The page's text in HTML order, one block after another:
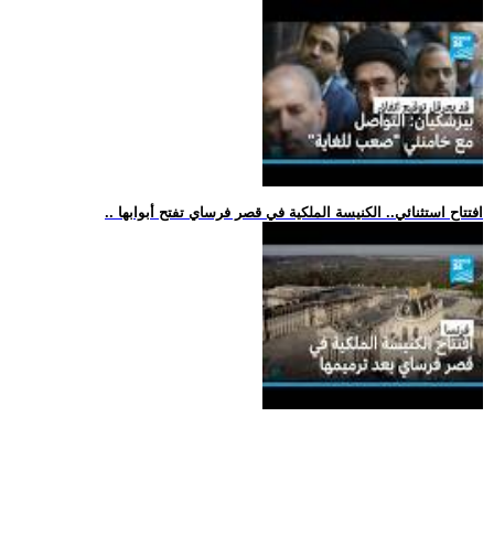
.. افتتاح استثنائي.. الكنيسة الملكية في قصر فرساي تفتح أبوابها